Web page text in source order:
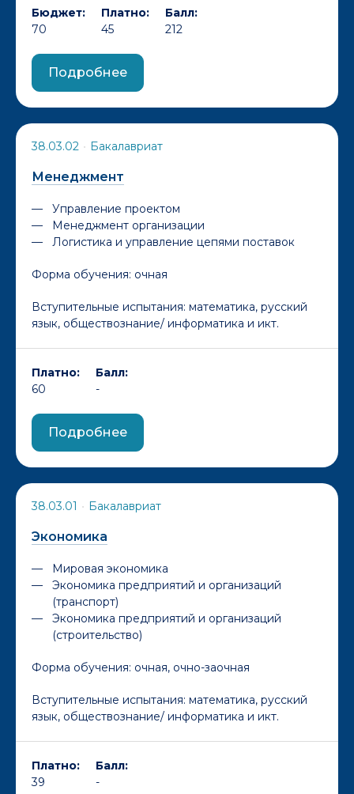
Бюджет:
70
Платно:
45
Балл:
212
Подробнее
38.03.02 • Бакалавриат
Менеджмент
Управление проектом
Менеджмент организации
Логистика и управление цепями поставок
Форма обучения: очная
Вступительные испытания: математика, русский
язык, обществознание/ информатика и икт.
Платно:
60
Балл:
-
Подробнее
38.03.01 • Бакалавриат
Экономика
Мировая экономика
Экономика предприятий и организаций
(транспорт)
Экономика предприятий и организаций
(строительство)
Форма обучения: очная, очно-заочная
Вступительные испытания: математика, русский
язык, обществознание/ информатика и икт.
Платно:
39
Балл:
-